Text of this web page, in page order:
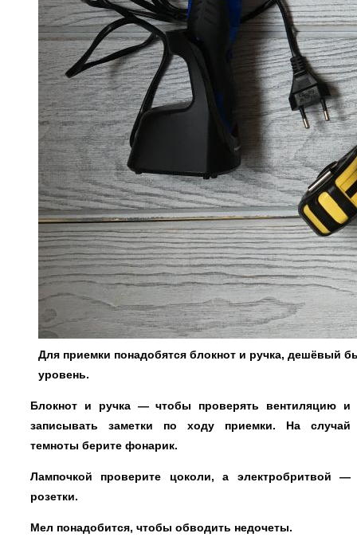
Для приемки понадобятся блокнот и ручка, дешёвый
уровень.
Блокнот и ручка — чтобы проверять вентиляцию и
записывать заметки по ходу приемки. На случай
темноты берите фонарик.
Лампочкой проверите цоколи, а электробритвой —
розетки.
Мел понадобится, чтобы обводить недочеты.